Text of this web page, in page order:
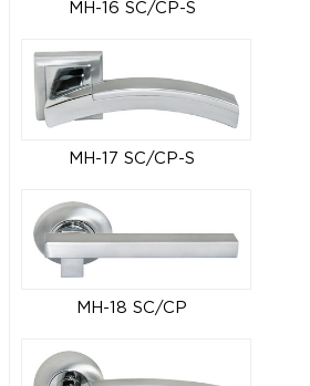
MH-16 SC/CP-S
MH-17 SC/CP-S
MH-18 SC/CP